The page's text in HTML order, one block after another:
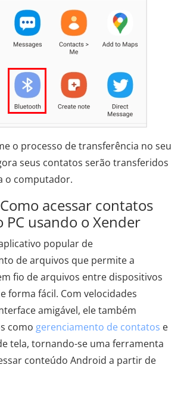
o processo de transferência no seu
seus contatos serão transferidos
o computador.
acessar contatos
usando o Xender
popular de
de arquivos que permite a
fio de arquivos entre dispositivos
forma fácil. Com velocidades
amigável, ele também
como gerenciamento de contatos e
tela, tornando-se uma ferramenta
conteúdo Android a partir de